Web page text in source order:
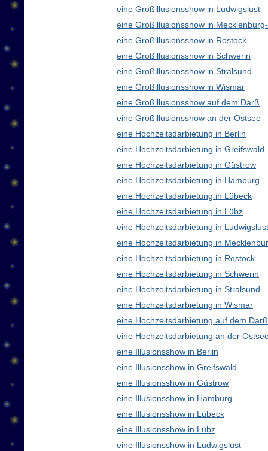
eine Großillusionsshow in Ludwigslust
eine Großillusionsshow in
eine Großillusionsshow in Rostock
eine Großillusionsshow in Schwerin
eine Großillusionsshow in Stralsund
eine Großillusionsshow in Wismar
eine Großillusionsshow auf dem Darß
eine Großillusionsshow an der Ostsee
eine Hochzeitsdarbietung in Berlin
eine Hochzeitsdarbietung in Greifswald
eine Hochzeitsdarbietung in Güstrow
eine Hochzeitsdarbietung in Hamburg
eine Hochzeitsdarbietung in Lübeck
eine Hochzeitsdarbietung in Lübz
eine Hochzeitsdarbietung in Ludwigslust
eine Hochzeitsdarbietung in
eine Hochzeitsdarbietung in Rostock
eine Hochzeitsdarbietung in Schwerin
eine Hochzeitsdarbietung in Stralsund
eine Hochzeitsdarbietung in Wismar
eine Hochzeitsdarbietung auf dem Darß
eine Hochzeitsdarbietung an der
eine Illusionsshow in Berlin
eine Illusionsshow in Greifswald
eine Illusionsshow in Güstrow
eine Illusionsshow in Hamburg
eine Illusionsshow in Lübeck
eine Illusionsshow in Lübz
eine Illusionsshow in Ludwigslust